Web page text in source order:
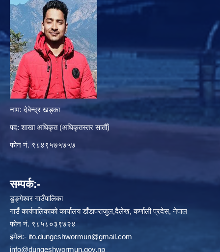
नाम: देबेन्द्र खड्का
पद: शाखा अधिकृत (अधिकृतस्तर सातौँ)
फोन नं. ९८४९५७५७५७
सम्पर्क:-
डुङ्गेश्वर गाउँपालिका
गाउँ कार्यपालिकाको कार्यालय डाँडापराजुल,दैलेख, कर्णाली प्रदेस, नेपाल
फाेन नं. ९८५८०३९७२४
इमेल:- ito.dungeshwormun@gmail.com
info@dungeshwormun.gov.np